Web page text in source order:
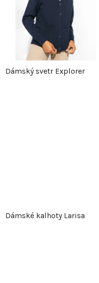
Dámský svetr Explorer
Dámské kalhoty Larisa